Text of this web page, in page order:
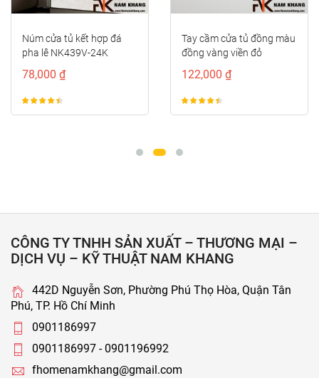
Tay cầm cửa tủ đồng màu
đồng vàng viền đỏ
Tay nắm cửa tủ
vàng cao cấp
CÔNG TY TNHH SẢN XUẤT – THƯƠNG MẠI –
DỊCH VỤ – KỸ THUẬT NAM KHANG
442D Nguyễn Sơn, Phường Phú Thọ Hòa, Quận Tân
Phú, TP. Hồ Chí Minh
0901186997
0901186997 - 0901196992
fhomenamkhang@gmail.com